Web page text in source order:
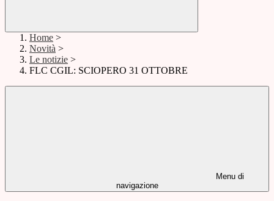
Home >
Novità >
Le notizie >
FLC CGIL: SCIOPERO 31 OTTOBRE
Menu di
navigazione